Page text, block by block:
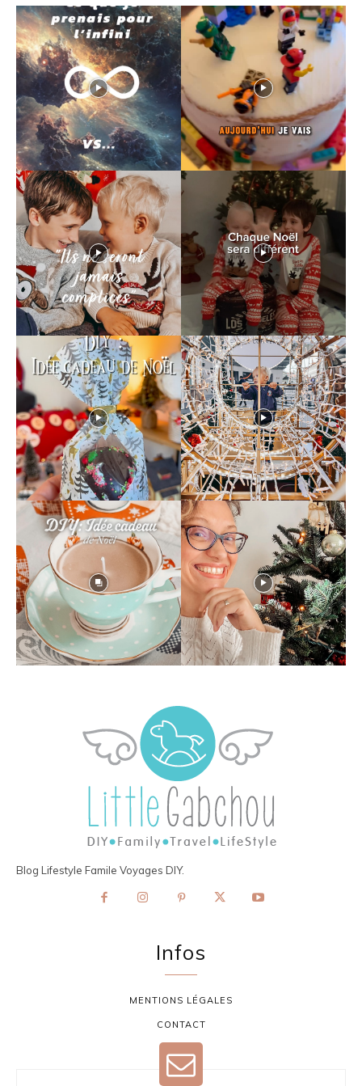
Blog Lifestyle Famile Voyages DIY.
Infos
MENTIONS LÉGALES
CONTACT